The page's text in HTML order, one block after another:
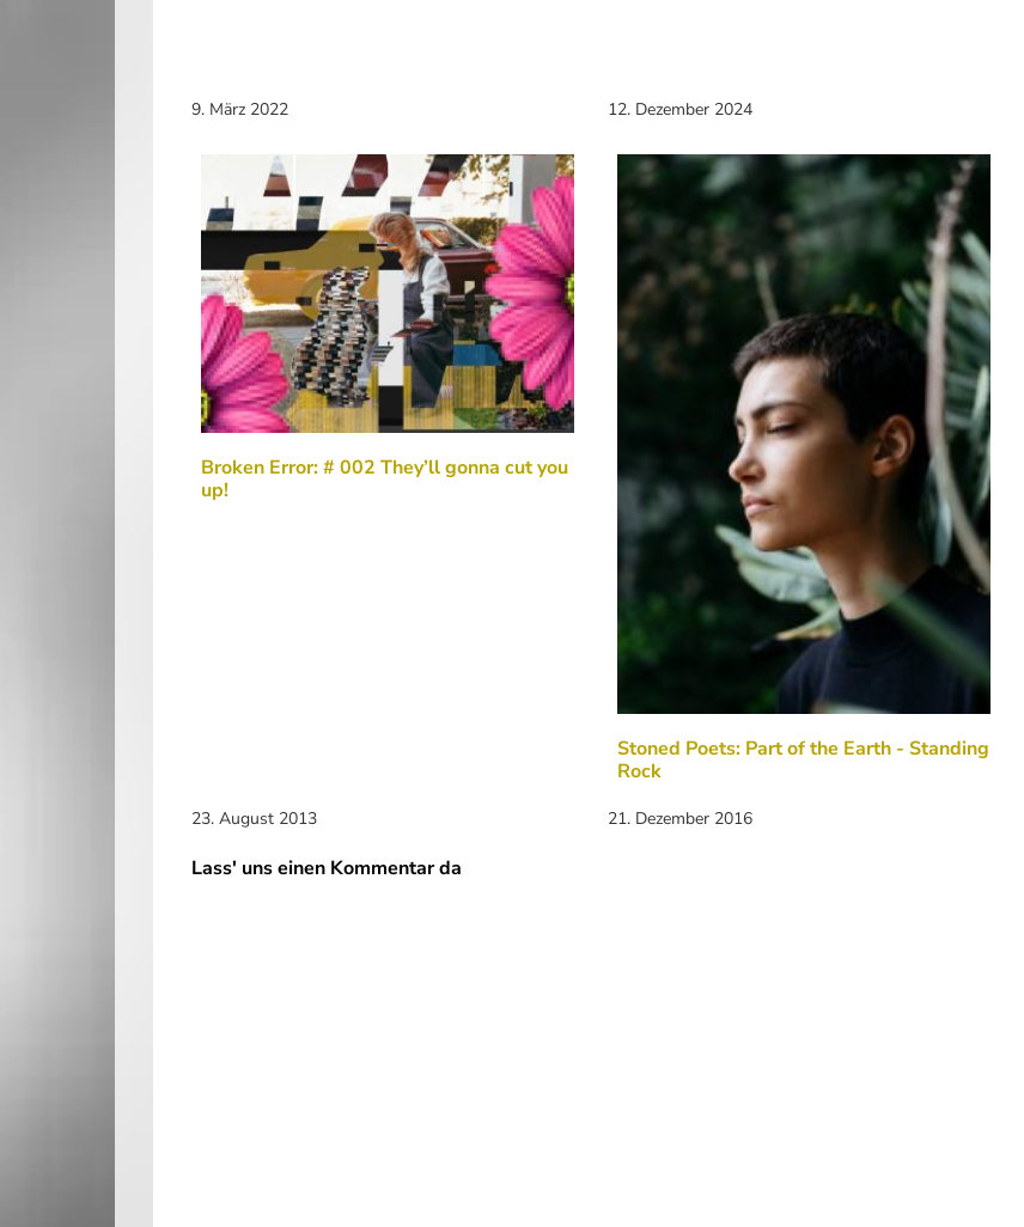
9. März 2022 12. Dezember 2024
Broken Error: # 002 They’ll gonna cut you
up!
23. August 2013
Stoned Poets: Part of the Earth - Standing
Rock
21. Dezember 2016
Lass' uns einen Kommentar da